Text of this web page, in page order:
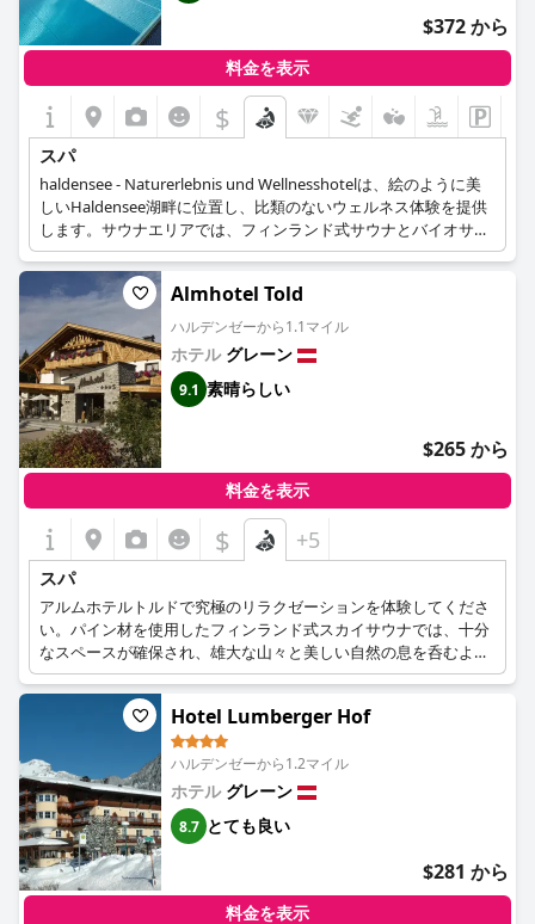
$372 から
料金を表示
$
スパ
haldensee - Naturerlebnis und Wellnesshotelは、絵のように美
しいHaldensee湖畔に位置し、比類のないウェルネス体験を提供
します。サウナエリアでは、フィンランド式サウナとバイオサウ
ナで、湖の素晴らしい景色を眺めながらくつろぐことができま
す。また、スチームバス、クナイプ、塩の洞窟で、さらにリラク
ゼーションをお楽しみいただけます。サウナでのセッションの後
は、湖でリフレッシュしたり、リラクゼーションルームでフット
バスを楽しんだりすることができます。当ホテルのスパチーム
は、天然素材を使用した様々なウェルネス・トリートメントやマ
ッサージを提供し、ゲストはリフレッシュして活力を取り戻すこ
とができます。
Almhotel Told
ハルデンゼーから1.1マイル
ホテル グレーン
9.1 素晴らしい
$265 から
料金を表示
$ +5
スパ
アルムホテルトルドで究極のリラクゼーションを体験してくださ
い。パイン材を使用したフィンランド式スカイサウナでは、十分
なスペースが確保され、雄大な山々と美しい自然の息を呑むよう
なパノラマビューを楽しむことができます。松の木が居心地の良
い雰囲気を作り出し、さらなるリラクゼーションをもたらしま
す。アルプスのハーブの香りが心地よいハーブバスで、純粋なリ
ラクゼーションを満喫してください。また、自分へのご褒美に最
適なビオサウナもございます。マッサージ師が、お客様のご要望
に応じた様々なマッサージを提供し、リラクゼーションを高めま
す。Almhotel Toldで心も体もリフレッシュしてください。
Hotel Lumberger Hof
ハルデンゼーから1.2マイル
ホテル グレーン
8.7 とても良い
$281 から
料金を表示